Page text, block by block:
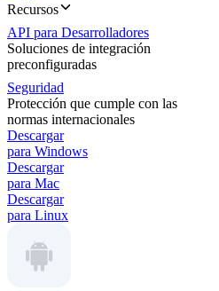
Recursos
API para Desarrolladores
Soluciones de integración
preconfiguradas
Seguridad
Protección que cumple con las
normas internacionales
Descargar
para Windows
Descargar
para Mac
Descargar
para Linux